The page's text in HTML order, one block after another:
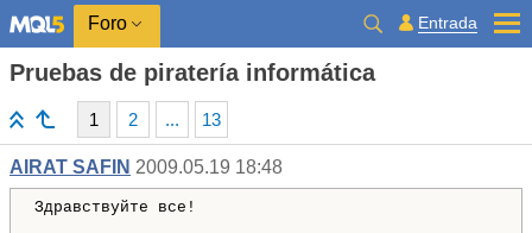
Foro Entrada
Pruebas de piratería informática
1 2 ... 13
AIRAT SAFIN 2009.05.19 18:48
Здравствуйте все!